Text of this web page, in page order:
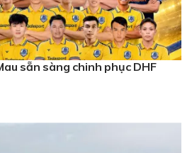
sẵn sàng chinh phục DHF